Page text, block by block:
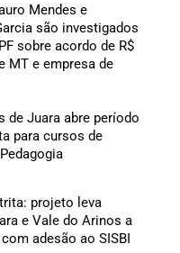
Mendes e
são investigados
sobre acordo de R$
MT e empresa de
de Juara abre período
para cursos de
projeto leva
e Vale do Arinos a
adesão ao SISBI